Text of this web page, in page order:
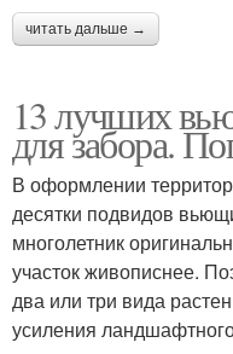
читать дальше →
13 лучших
для забора.
В оформлении
десятки подвидов
многолетник
участок живописнее.
два или три вида
усиления